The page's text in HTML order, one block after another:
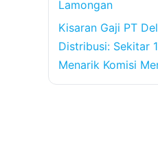
Lamongan
Kisaran Gaji PT
Distribusi: Sekitar
Menarik Komisi